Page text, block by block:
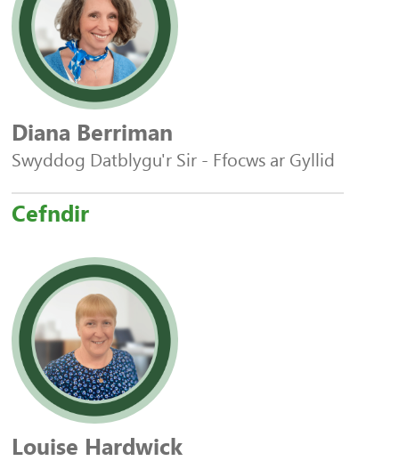
Diana Berriman
Swyddog Datblygu'r Sir - Ffocws ar Gyllid
Cefndir
Louise Hardwick